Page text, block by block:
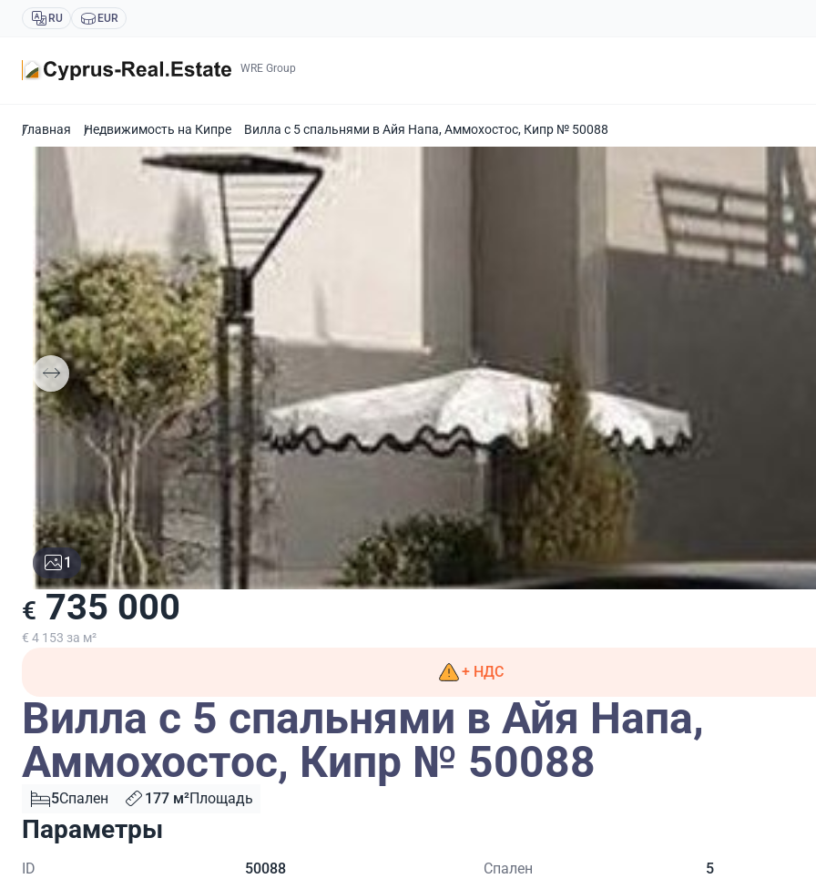
RU EUR
WRE Group
Главная Недвижимость на Кипре Вилла с 5 спальнями в Айя Напа, Аммохостос, Кипр № 50088
1
€ 735 000
€ 4 153 за м²
+ НДС
Вилла с 5 спальнями в Айя Напа,
Аммохостос, Кипр № 50088
5Спален 177 м²Площадь
Параметры
ID 50088 Спален 5